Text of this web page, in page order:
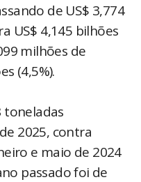
de US$ 3,774
US$ 4,145 bilhões
milhões de
(4,5%).
toneladas
2025, contra
e maio de 2024
passado foi de